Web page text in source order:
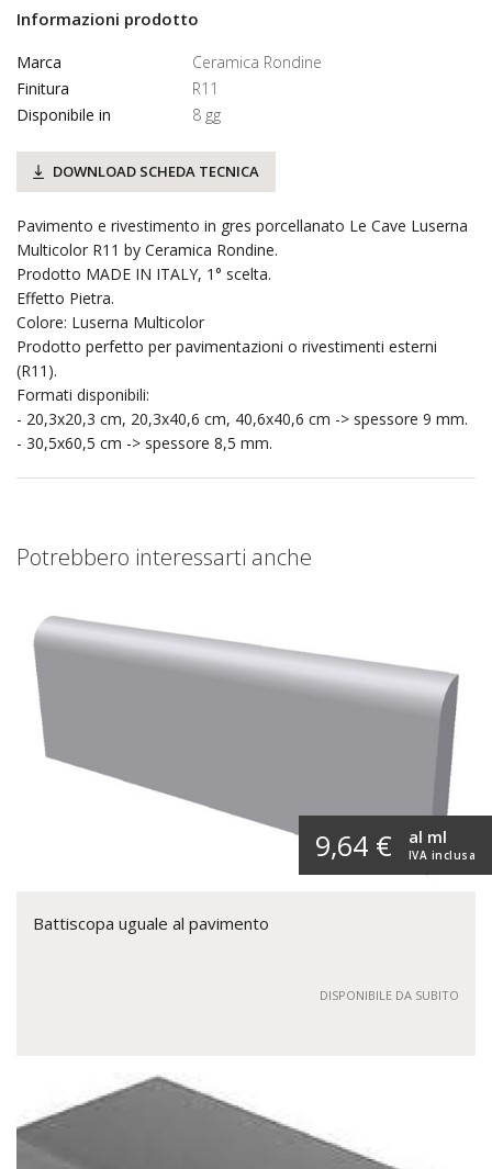
Informazioni prodotto
Marca
Ceramica Rondine
Finitura
R11
Disponibile in
8 gg
DOWNLOAD SCHEDA TECNICA
Pavimento e rivestimento in gres porcellanato Le Cave Luserna
Multicolor R11 by Ceramica Rondine.
Prodotto MADE IN ITALY, 1° scelta.
Effetto Pietra.
Colore: Luserna Multicolor
Prodotto perfetto per pavimentazioni o rivestimenti esterni
(R11).
Formati disponibili:
- 20,3x20,3 cm, 20,3x40,6 cm, 40,6x40,6 cm -> spessore 9 mm.
- 30,5x60,5 cm -> spessore 8,5 mm.
Potrebbero interessarti anche
9,64 € IVA inclusa
al ml
Battiscopa uguale al pavimento
DISPONIBILE DA SUBITO